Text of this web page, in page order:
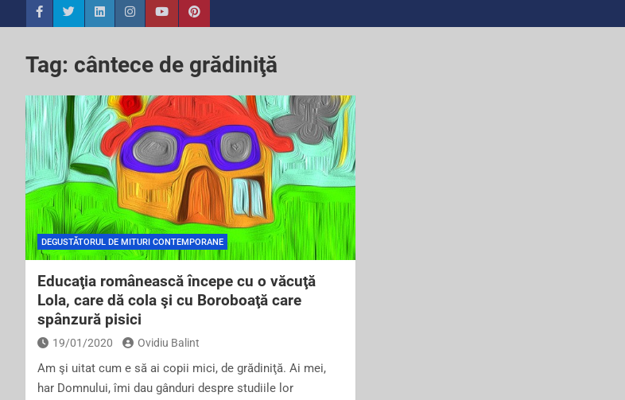
Tag: cântece de grădiniţă
DEGUSTĂTORUL DE MITURI CONTEMPORANE
Educaţia românească începe cu o văcuţă
Lola, care dă cola şi cu Boroboaţă care
spânzură pisici
19/01/2020 Ovidiu Balint
Am şi uitat cum e să ai copii mici, de grădiniţă. Ai mei,
har Domnului, îmi dau gânduri despre studiile lor